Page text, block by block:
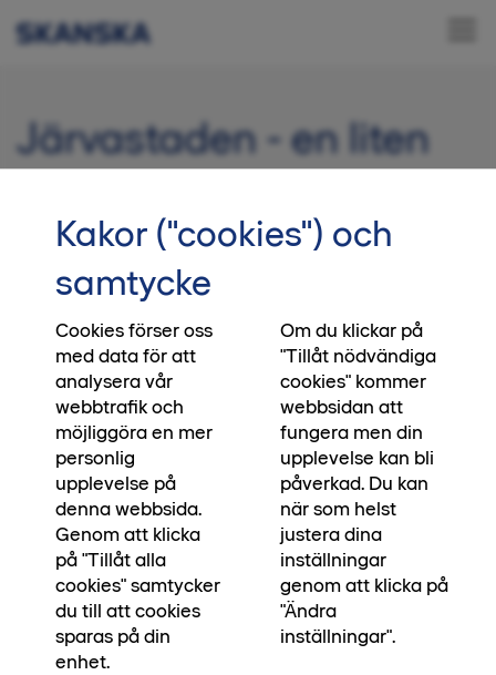
Järvastaden - en liten
När du promenerar omkring får du känslan av
en liten stad uppbyggd av kvarter med olika
personligheter, med allt från bostadsrättshus
med modern arkitektur till familjevänliga
radhuskvarter. Här har du närhet till både den
grönskande naturen och stadspul­sen inne i city.
Kakor ("cookies") och
samtycke
Cookies förser oss
med data för att
analysera vår
webbtrafik och
möjliggöra en mer
personlig
upplevelse på
denna webbsida.
Genom att klicka
på "Tillåt alla
cookies" samtycker
du till att cookies
sparas på din
enhet.
Om du klickar på
"Tillåt nödvändiga
cookies" kommer
webbsidan att
fungera men din
upplevelse kan bli
påverkad. Du kan
när som helst
justera dina
inställningar
genom att klicka på
"Ändra
inställningar".